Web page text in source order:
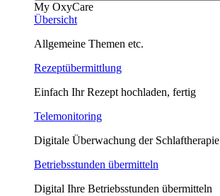
My OxyCare
Übersicht
Allgemeine Themen etc.
Rezeptübermittlung
Einfach Ihr Rezept hochladen, fertig
Telemonitoring
Digitale Überwachung der Schlaftherapie
Betriebsstunden übermitteln
Digital Ihre Betriebsstunden übermitteln